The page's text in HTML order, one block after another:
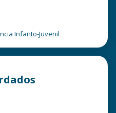
Infanto-Juvenil